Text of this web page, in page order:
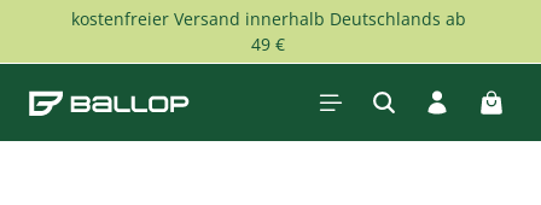
Zum Hauptinhalt springen
kostenfreier Versand innerhalb Deutschlands ab
49 €